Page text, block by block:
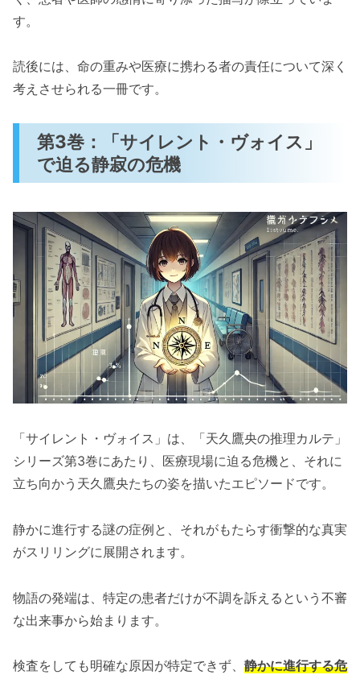
す。
読後には、命の重みや医療に携わる者の責任について深く
考えさせられる一冊です。
第3巻：「サイレント・ヴォイス」
で迫る静寂の危機
「サイレント・ヴォイス」は、「天久鷹央の推理カルテ」
シリーズ第3巻にあたり、医療現場に迫る危機と、それに
立ち向かう天久鷹央たちの姿を描いたエピソードです。
静かに進行する謎の症例と、それがもたらす衝撃的な真実
がスリリングに展開されます。
物語の発端は、特定の患者だけが不調を訴えるという不審
な出来事から始まります。
検査をしても明確な原因が特定できず、 静かに進行する危